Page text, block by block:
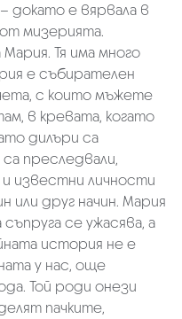
докато е вярвала в
мизерията.
Мария. Тя има много
е събирателен
с които мъжете
в кревата, когато
дилъри са
преследвали,
известни личности
или друг начин. Мария
се ужасява, а
история не е
у нас, още
Той роди онези
пачките,